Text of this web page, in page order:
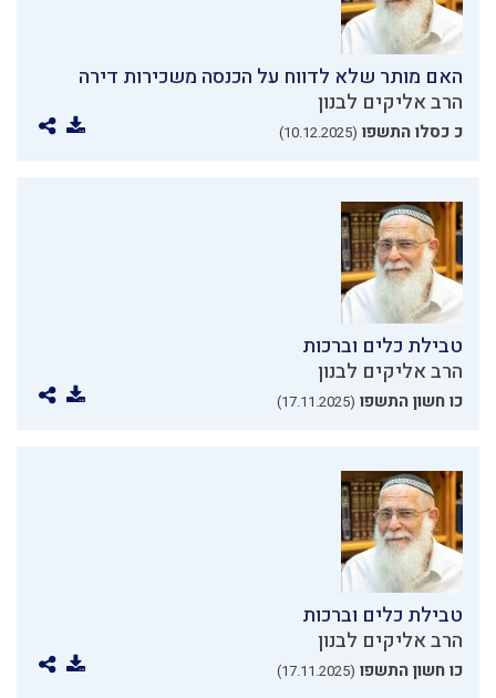
האם מותר שלא לדווח על הכנסה משכירות דירה
הרב אליקים לבנון
כ כסלו התשפו (10.12.2025)
טבילת כלים וברכות
הרב אליקים לבנון
כו חשון התשפו (17.11.2025)
טבילת כלים וברכות
הרב אליקים לבנון
כו חשון התשפו (17.11.2025)